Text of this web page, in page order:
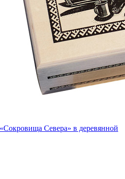
Севера» в деревянной